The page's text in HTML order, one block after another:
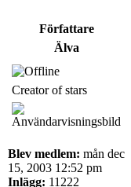
Författare
Älva
Creator of stars
Blev medlem: mån dec
15, 2003 12:52 pm
Inlägg: 11222